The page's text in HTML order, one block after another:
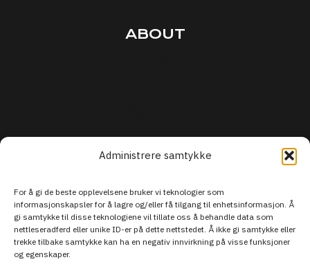
Administrere samtykke
For å gi de beste opplevelsene bruker vi teknologier som
informasjonskapsler for å lagre og/eller få tilgang til enhetsinformasjon. Å
gi samtykke til disse teknologiene vil tillate oss å behandle data som
nettleseradferd eller unike ID-er på dette nettstedet. Å ikke gi samtykke eller
trekke tilbake samtykke kan ha en negativ innvirkning på visse funksjoner
og egenskaper.
ABOUT
Support